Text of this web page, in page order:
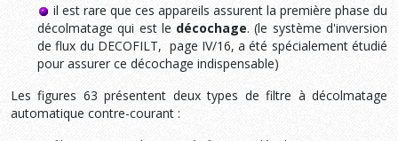
il est rare que ces appareils assurent la première phase du
décolmatage qui est le décochage. (le système d'inversion
de flux du DECOFILT, page IV/16, a été spécialement étudié
pour assurer ce décochage indispensable)
Les figures 63 présentent deux types de filtre à décolmatage
automatique contre-courant :